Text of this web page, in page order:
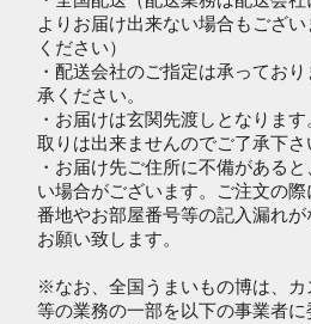
よりお届け出来ない場合もござ
ください）
・配送会社のご指定は承ってお
承ください。
・お届けは玄関先渡しとなりま
取りは出来ませんのでご了承下さ
・お届け先ご住所に不備がある
い場合がございます。ご注文の
番地やお部屋番号等の記入漏れ
お願い致します。
※なお、全国うまいもの博は、カ
等の業務の一部を以下の事業者に